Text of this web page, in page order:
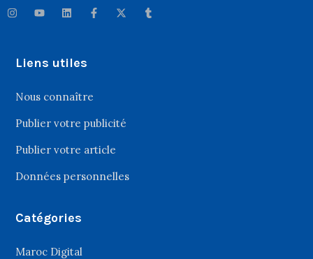
Liens utiles
Nous connaître
Publier votre publicité
Publier votre article
Données personnelles
Catégories
Maroc Digital